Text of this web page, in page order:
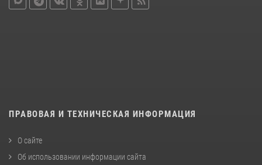
ПРАВОВАЯ И ТЕХНИЧЕСКАЯ ИНФОРМАЦИЯ
О сайте
Об использовании информации сайта